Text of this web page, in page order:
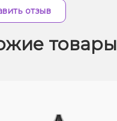
отзыв
товары